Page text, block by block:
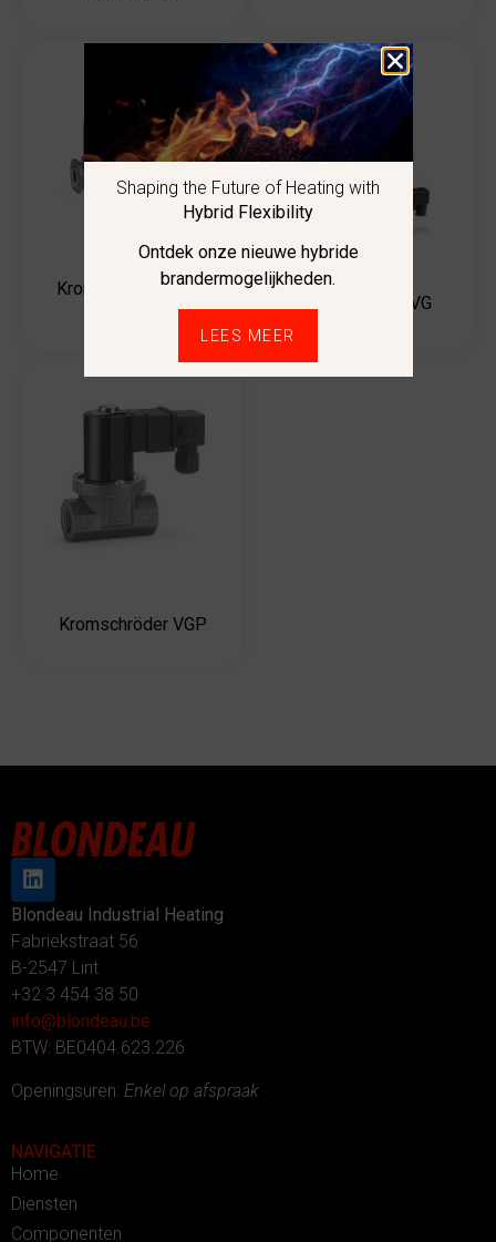
Kromschröder VAS-
Kromschröder VG
Kromschröder VGP
Blondeau Industrial Heating
Fabriekstraat 56
B-2547 Lint
+32 3 454 38 50
info@blondeau.be
BTW: BE0404.623.226
Openingsuren: Enkel op afspraak
NAVIGATIE
Home
Diensten
Componenten
Shaping the Future of Heating with
Hybrid Flexibility
Ontdek onze nieuwe hybride
brandermogelijkheden.
LEES MEER